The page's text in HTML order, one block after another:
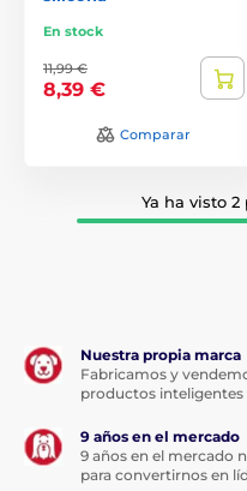
En stock
11,99 €
8,39 €
Comparar
Ya ha visto
Nuestra propia marca
Fabricamos y
productos inteligentes
9 años en el mercado
9 años en el mercado
para convertirnos en